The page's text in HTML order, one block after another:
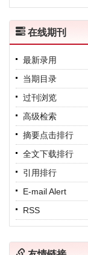
在线期刊
最新录用
当期目录
过刊浏览
高级检索
摘要点击排行
全文下载排行
引用排行
E-mail Alert
RSS